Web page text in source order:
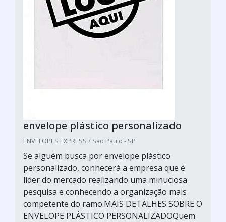
envelope plástico personalizado
ENVELOPES EXPRESS / São Paulo - SP
Se alguém busca por envelope plástico
personalizado, conhecerá a empresa que é
líder do mercado realizando uma minuciosa
pesquisa e conhecendo a organização mais
competente do ramo.MAIS DETALHES SOBRE O
ENVELOPE PLÁSTICO PERSONALIZADOQuem